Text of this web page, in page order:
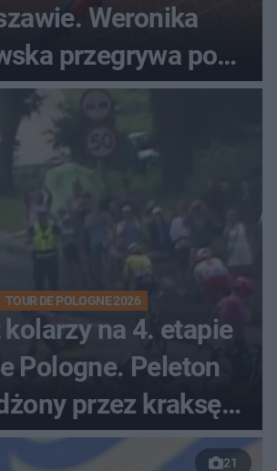
Weronika
przegrywa po
boju
TOUR DE POLOGNE 2026
na 4. etapie
Pologne. Peleton
przez kraksę
Karpaczem
21